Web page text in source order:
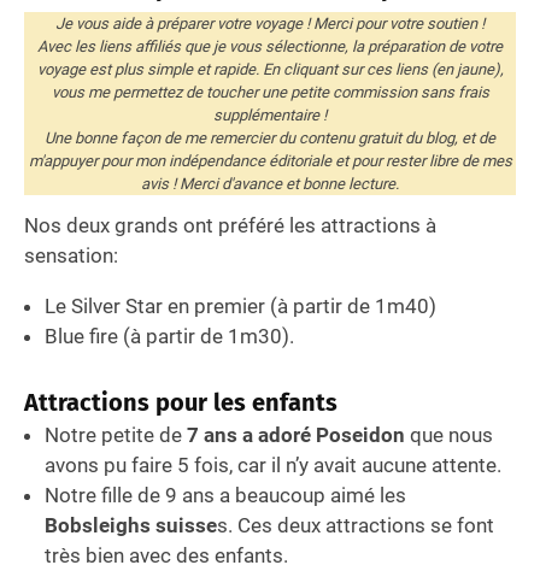
Je vous aide à préparer votre voyage ! Merci pour votre soutien !
Avec les liens affiliés que je vous sélectionne, la préparation de votre
voyage est plus simple et rapide. En cliquant sur ces liens (en jaune),
vous me permettez de toucher une petite commission sans frais
supplémentaire !
Une bonne façon de me remercier du contenu gratuit du blog, et de
m'appuyer pour mon indépendance éditoriale et pour rester libre de mes
avis ! Merci d'avance et bonne lecture.
Nos deux grands ont préféré les attractions à
sensation:
Le Silver Star en premier (à partir de 1m40)
Blue fire (à partir de 1m30).
Attractions pour les enfants
Notre petite de 7 ans a adoré Poseidon que nous
avons pu faire 5 fois, car il n’y avait aucune attente.
Notre fille de 9 ans a beaucoup aimé les
Bobsleighs suisses. Ces deux attractions se font
très bien avec des enfants.